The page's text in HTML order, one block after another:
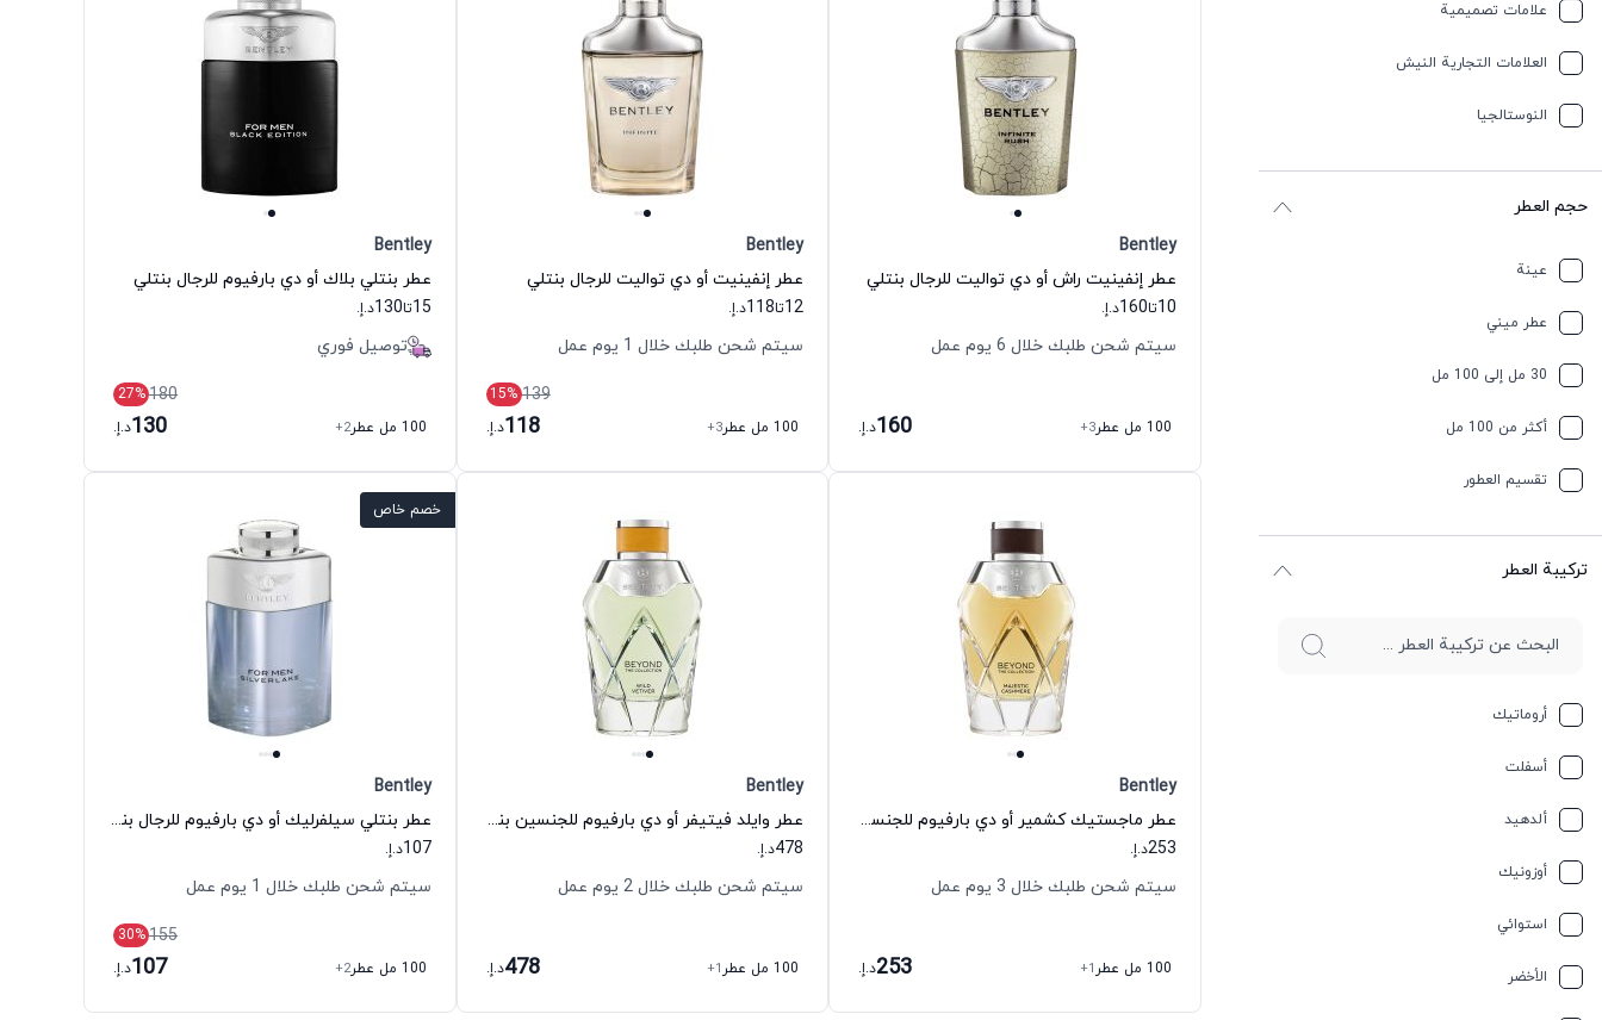
علامات تصميمية
العلامات التجارية النيش
النوستالجيا
حجم العطر
عينة
عطر ميني
30 مل إلى 100 مل
أكثر من 100 مل
تقسیم العطور
ترکیبة العطر
أروماتيك
أسفلت
ألدهيد
أوزونيك
استوائي
الأخضر
Bentley
عطر إنفينيت راش أو دي تواليت للرجال بنتلي
10تا160د.إ.
سيتم شحن طلبك خلال 6 يوم عمل
100 مل عطر +3
160د.إ.
Bentley
عطر إنفينيت أو دي تواليت للرجال بنتلي
12تا118د.إ.
سيتم شحن طلبك خلال 1 يوم عمل
139
15%
100 مل عطر
+3
118د.إ.
Bentley
عطر بنتلي بلاك أو دي بارفيوم للرجال بنتلي
15تا130د.إ.
توصيل فوري
180
27%
100 مل عطر
+2
130د.إ.
Bentley
عطر ماجستيك كشمير أو دي بارفيوم للجنسين بنتلي
253د.إ.
سيتم شحن طلبك خلال 3 يوم عمل
100 مل عطر +1
253د.إ.
Bentley
عطر وايلد فيتيفر أو دي بارفيوم للجنسين بنتلي
478د.إ.
سيتم شحن طلبك خلال 2 يوم عمل
100 مل عطر +1
478د.إ.
خصم خاص
Bentley
عطر بنتلي سيلفرليك أو دي بارفيوم للرجال بنتلي
107د.إ.
سيتم شحن طلبك خلال 1 يوم عمل
155
30%
100 مل عطر
+2
107د.إ.